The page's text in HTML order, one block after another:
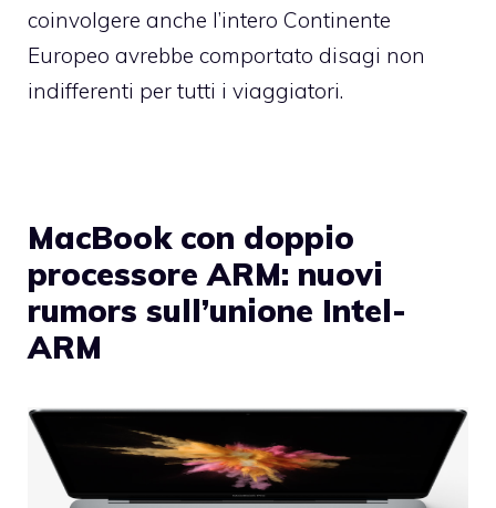
coinvolgere anche l’intero Continente
Europeo avrebbe comportato disagi non
indifferenti per tutti i viaggiatori.
MacBook con doppio
processore ARM: nuovi
rumors sull’unione Intel-
ARM